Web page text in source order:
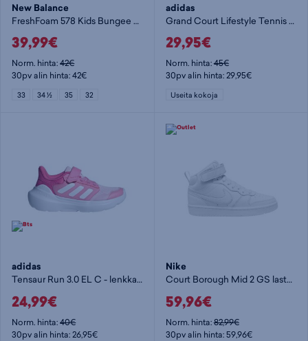
New Balance
FreshFoam 578 Kids Bungee Lace with Top Strap - lenkkarit
39,99€
Norm. hinta:42€
30pv alin hinta: 42€
33 34 ½ 35 32
adidas
Grand Court Lifestyle Tennis Lace-Up Shoes Jr - lenkkarit
29,95€
Norm. hinta:45€
30pv alin hinta: 29,95€
Useita kokoja
adidas
Tensaur Run 3.0 EL C - lenkkarit
24,99€
Norm. hinta:40€
30pv alin hinta: 26,95€
Nike
Court Borough Mid 2 GS lasten tennarit - lenkkarit
59,96€
Norm. hinta:82,99€
30pv alin hinta: 59,96€